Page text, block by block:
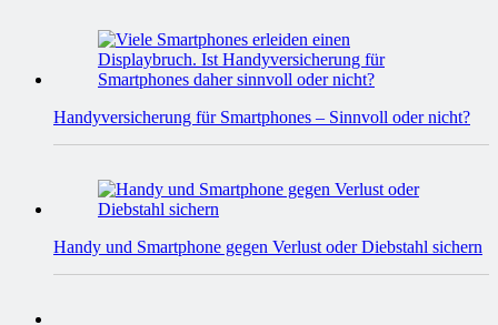
Handyversicherung für Smartphones – Sinnvoll oder nicht?
Handy und Smartphone gegen Verlust oder Diebstahl sichern